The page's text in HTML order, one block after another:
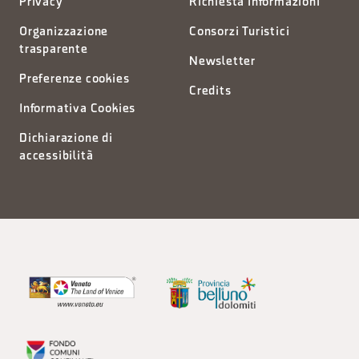
Privacy
Organizzazione
trasparente
Preferenze cookies
Informativa Cookies
Dichiarazione di
accessibilità
Richiesta informazioni
Consorzi Turistici
Newsletter
Credits